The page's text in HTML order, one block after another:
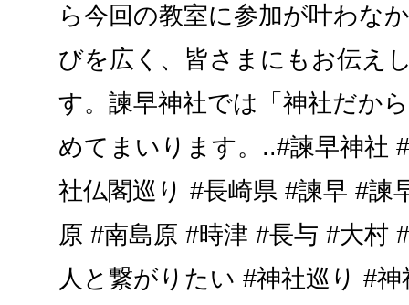
ら今回の教室に参加が叶わな
びを広く、皆さまにもお伝え
す。諫早神社では「神社だか
めてまいります。..#諫早神社
社仏閣巡り #長崎県 #諫早 #諫
原 #南島原 #時津 #長与 #大村
人と繋がりたい #神社巡り #